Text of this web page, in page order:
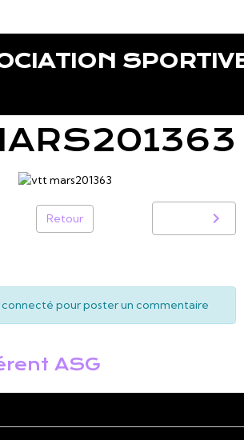
Retour
pour poster un commentaire
ASG